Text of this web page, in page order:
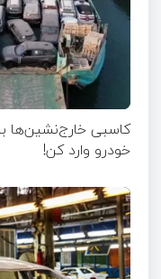
خودرو وارد کن!